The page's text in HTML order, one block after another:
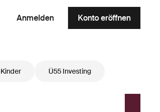
Anmelden Konto eröffnen
Ü55 Investing